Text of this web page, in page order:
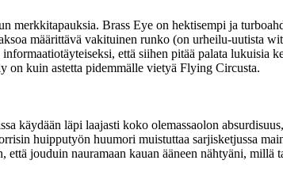
merkkitapauksia. Brass Eye on hektisempi ja
määrittävä vakituinen runko (on urheilu-uutista
että siihen pitää palata lukuisia
on kuin astetta pidemmälle vietyä Flying Circusta.
käydään läpi laajasti koko olemassaolon
huipputyön huumori muistuttaa sarjisketjussa
jouduin nauramaan kauan ääneen nähtyäni,